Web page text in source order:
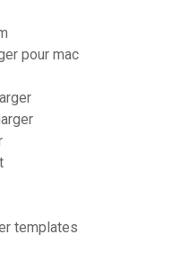
pour mac
templates